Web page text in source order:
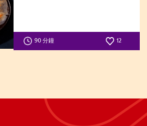
90 分鐘 12